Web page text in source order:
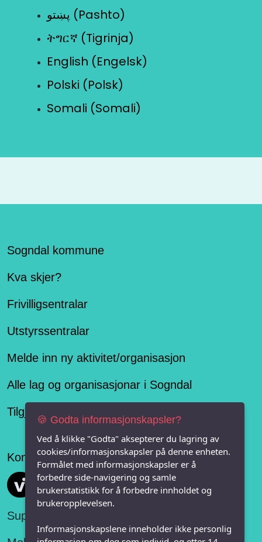
پښتو (Pashto)
ትግርኛ (Tigrinja)
English (Engelsk)
Polski (Polsk)
Somali (Somali)
Sogndal kommune
Kva skjer?
Frivilligsentralar
Utstyrssentralar
Melde inn ny aktivitet/organisasjon
Alle lag og organisasjonar i Sogndal
Tilgjengelegheitserklæring
Konseptet er levert av
Vi FRITID
Support:
🍪 Godta informasjonskapsler?
Ved å klikke "Godta" aksepterer du lagring av
cookies/informasjonskapsler på denne enheten.
Formålet med informasjonskapsler er å
forbedre side-navigering og samle
brukerstatistikk for å forbedre innholdet og
brukeropplevelsen.
Informasjonskapslene inneholder ikke personlig